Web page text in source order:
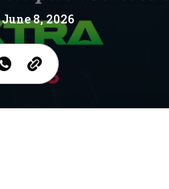
June 8, 2026